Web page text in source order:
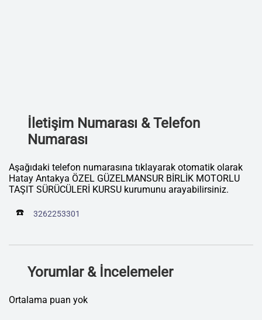
İletişim Numarası & Telefon
Numarası
Aşağıdaki telefon numarasına tıklayarak otomatik olarak
Hatay Antakya ÖZEL GÜZELMANSUR BİRLİK MOTORLU
TAŞIT SÜRÜCÜLERİ KURSU kurumunu arayabilirsiniz.
☎️ 3262253301
Yorumlar & İncelemeler
Ortalama puan yok